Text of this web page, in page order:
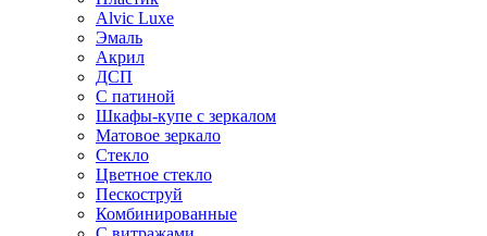
Alvic Luxe
Эмаль
Акрил
ДСП
С патиной
Шкафы-купе с зеркалом
Матовое зеркало
Стекло
Цветное стекло
Пескоструй
Комбинированные